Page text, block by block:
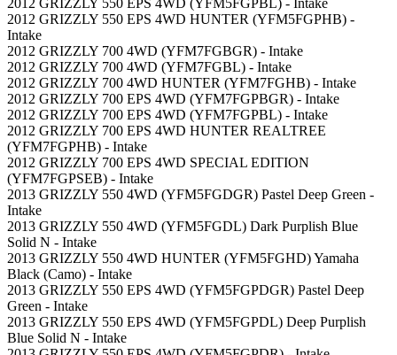
2012 GRIZZLY 550 EPS 4WD HUNTER (YFM5FGPHB) -
Intake
2012 GRIZZLY 700 4WD (YFM7FGBGR) - Intake
2012 GRIZZLY 700 4WD (YFM7FGBL) - Intake
2012 GRIZZLY 700 4WD HUNTER (YFM7FGHB) - Intake
2012 GRIZZLY 700 EPS 4WD (YFM7FGPBGR) - Intake
2012 GRIZZLY 700 EPS 4WD (YFM7FGPBL) - Intake
2012 GRIZZLY 700 EPS 4WD HUNTER REALTREE
(YFM7FGPHB) - Intake
2012 GRIZZLY 700 EPS 4WD SPECIAL EDITION
(YFM7FGPSEB) - Intake
2013 GRIZZLY 550 4WD (YFM5FGDGR) Pastel Deep Green -
Intake
2013 GRIZZLY 550 4WD (YFM5FGDL) Dark Purplish Blue
Solid N - Intake
2013 GRIZZLY 550 4WD HUNTER (YFM5FGHD) Yamaha
Black (Camo) - Intake
2013 GRIZZLY 550 EPS 4WD (YFM5FGPDGR) Pastel Deep
Green - Intake
2013 GRIZZLY 550 EPS 4WD (YFM5FGPDL) Deep Purplish
Blue Solid N - Intake